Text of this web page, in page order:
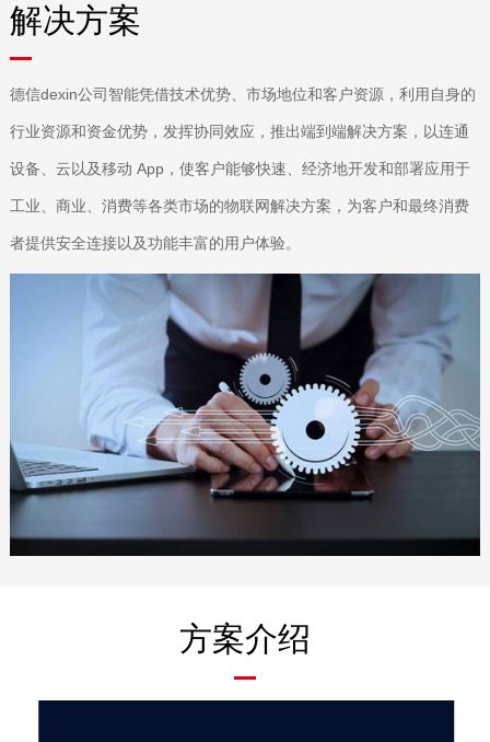
解决方案
德信dexin公司智能凭借技术优势、市场地位和客户资源，利用自身的
行业资源和资金优势，发挥协同效应，推出端到端解决方案，以连通
设备、云以及移动 App，使客户能够快速、经济地开发和部署应用于
工业、商业、消费等各类市场的物联网解决方案，为客户和最终消费
者提供安全连接以及功能丰富的用户体验。
方案介绍